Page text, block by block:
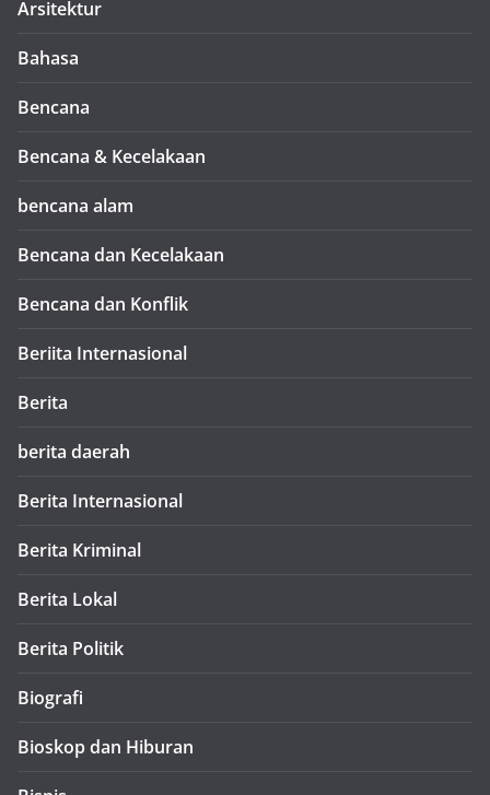
Arsitektur
Bahasa
Bencana
Bencana & Kecelakaan
bencana alam
Bencana dan Kecelakaan
Bencana dan Konflik
Beriita Internasional
Berita
berita daerah
Berita Internasional
Berita Kriminal
Berita Lokal
Berita Politik
Biografi
Bioskop dan Hiburan